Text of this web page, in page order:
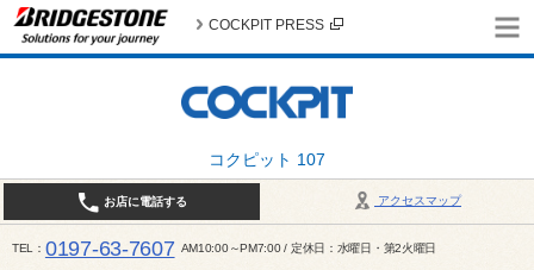
コクピット 107
COCKPIT PRESS
アクセスマップ
お店に電話する
TEL 0197-63-7607 AM10:00～PM7:00 / 定休日：水曜日・第2火曜日